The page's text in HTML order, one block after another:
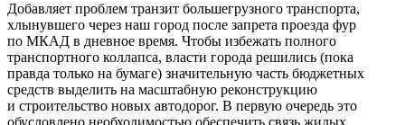
Добавляет проблем транзит большегрузного транспорта,
хлынувшего через наш город после запрета проезда фур
по МКАД в дневное время. Чтобы избежать полного
транспортного коллапса, власти города решились (пока
правда только на бумаге) значительную часть бюджетных
средств выделить на масштабную реконструкцию
и строительство новых автодорог. В первую очередь это